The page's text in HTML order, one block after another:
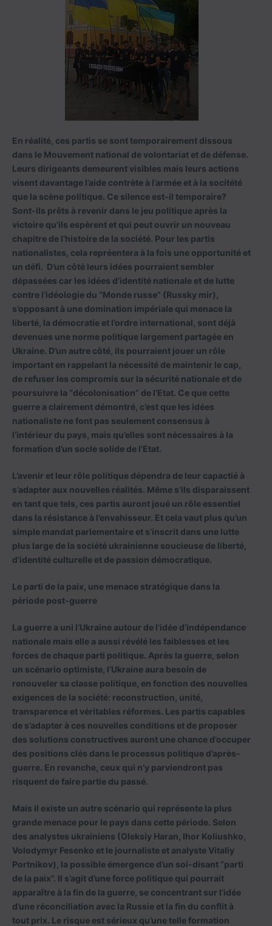
En réalité, ces partis se sont temporairement dissous
dans le Mouvement national de volontariat et de défense.
Leurs dirigeants demeurent visibles mais leurs actions
visent davantage l’aide contrète à l’armée et à la socitété
que la scène politique. Ce silence est-il temporaire?
Sont-ils prêts à revenir dans le jeu politique après la
victoire qu’ils espèrent et qui peut ouvrir un nouveau
chapitre de l’histoire de la société. Pour les partis
nationalistes, cela repréentera à la fois une opportunité et
un défi. D’un côté leurs idées pourraient sembler
dépassées car les idées d’identité nationale et de lutte
contre l’idéologie du “Monde russe” (Russky mir),
s’opposant à une domination impériale qui menace la
liberté, la démocratie et l’ordre international, sont déjà
devenues une norme politique largement partagée en
Ukraine. D’un autre côté, ils pourraient jouer un rôle
important en rappelant la nécessité de maintenir le cap,
de refuser les compromis sur la sécurité nationale et de
poursuivre la “décolonisation” de l’Etat. Ce que cette
guerre a clairement démontré, c’est que les idées
nationaliste ne font pas seulement consensus à
l’intérieur du pays, mais qu’elles sont nécessaires à la
formation d’un socle solide de l’Etat.
L’avenir et leur rôle politique dépendra de leur capactié à
s’adapter aux nouvelles réalités. Même s’ils disparaissent
en tant que tels, ces partis auront joué un rôle essentiel
dans la résistance à l’envahisseur. Et cela vaut plus qu’un
simple mandat parlementaire et s’inscrit dans une lutte
plus large de la société ukrainienne soucieuse de liberté,
d’identité culturelle et de passion démocratique.
Le parti de la paix, une menace stratégique dans la
période post-guerre
La guerre a uni l’Ukraine autour de l’idée d’indépendance
nationale mais elle a aussi révélé les faiblesses et les
forces de chaque parti politique. Après la guerre, selon
un scénario optimiste, l’Ukraine aura besoin de
renouveler sa classe politique, en fonction des nouvelles
exigences de la société: reconstruction, unité,
transparence et véritables réformes. Les partis capables
de s’adapter à ces nouvelles conditions et de proposer
des solutions constructives auront une chance d’occuper
des positions clés dans le processus politique d’après-
guerre. En revanche, ceux qui n’y parviendront pas
risquent de faire partie du passé.
Mais il existe un autre scénario qui représente la plus
grande menace pour le pays dans cette période. Selon
des analystes ukrainiens (Oleksiy Haran, Ihor Koliushko,
Volodymyr Fesenko et le journaliste et analyste Vitaliy
Portnikov), la possible émergence d’un soi-disant “parti
de la paix”. Il s’agit d’une force politique qui pourrait
apparaître à la fin de la guerre, se concentrant sur l’idée
d’une réconciliation avec la Russie et la fin du conflit à
tout prix. Le risque est sérieux qu’une telle formation